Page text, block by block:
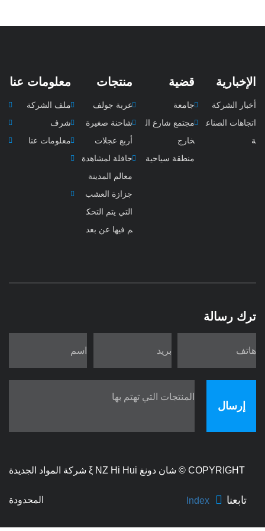
معلومات عنا
ملف الشركة
شرف
معلومات عنا
منتجات
عربة جولف
شاحنة صغيرة
أربع عجلات
حافلة لمشاهدة
معالم المدينة
جزازة العشب
التي يتم التحك
م فيها عن بعد
قضية
جامعة
مجتمع شارع ال
خارج
منطقة سياحية
الإخبارية
أخبار الشركة
اتجاهات الصناع
ة
ترك رسالة
إرسال
COPYRIGHT © شان دونغ ξ NZ Hi Hui شركة المواد الجديدة
المحدودة تابعنا Index